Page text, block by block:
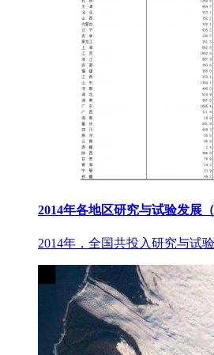
2014年各地区研究与试验发展
2014年，全国共投入研究与试